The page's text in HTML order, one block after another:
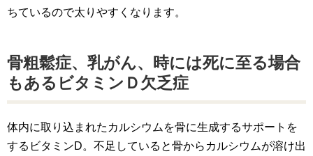
ちているので太りやすくなります。
骨粗鬆症、乳がん、時には死に至る場合
もあるビタミンＤ欠乏症
体内に取り込まれたカルシウムを骨に生成するサポートを
するビタミンD。不足していると骨からカルシウムが溶け出